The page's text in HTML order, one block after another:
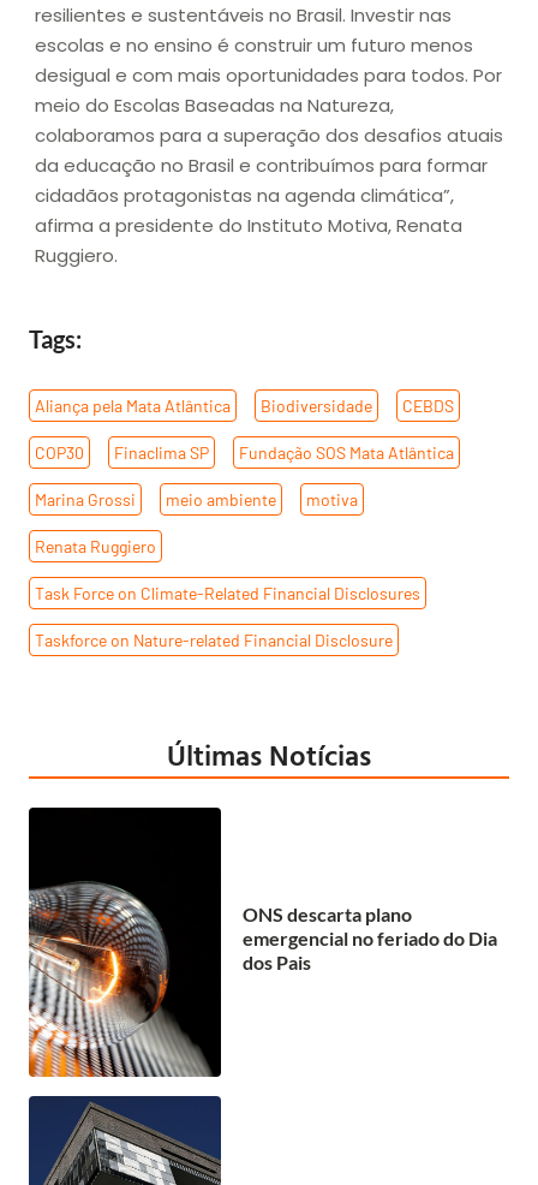
resilientes e sustentáveis no Brasil. Investir nas
escolas e no ensino é construir um futuro menos
desigual e com mais oportunidades para todos. Por
meio do Escolas Baseadas na Natureza,
colaboramos para a superação dos desafios atuais
da educação no Brasil e contribuímos para formar
cidadãos protagonistas na agenda climática”,
afirma a presidente do Instituto Motiva, Renata
Ruggiero.
Tags:
Aliança pela Mata Atlântica Biodiversidade CEBDS
COP30 Finaclima SP Fundação SOS Mata Atlântica
Marina Grossi meio ambiente motiva
Renata Ruggiero
Task Force on Climate-Related Financial Disclosures
Taskforce on Nature-related Financial Disclosure
Últimas Notícias
ONS descarta plano
emergencial no feriado do Dia
dos Pais